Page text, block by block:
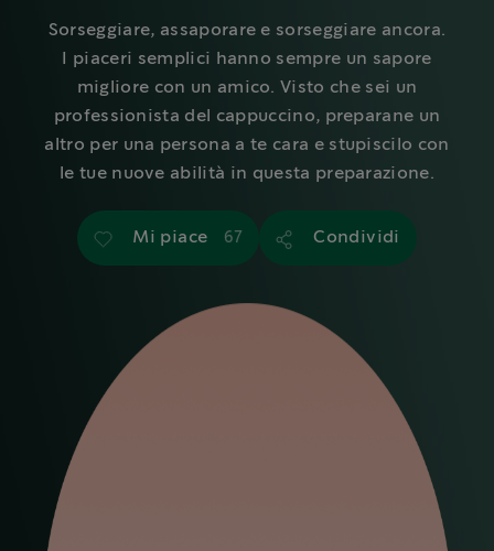
Sorseggiare, assaporare e sorseggiare ancora.
I piaceri semplici hanno sempre un sapore
migliore con un amico. Visto che sei un
professionista del cappuccino, preparane un
altro per una persona a te cara e stupiscilo con
le tue nuove abilità in questa preparazione.
Mi piace 67 Condividi